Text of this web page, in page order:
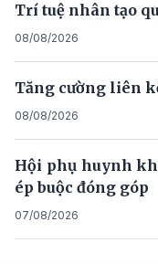
Trí tuệ nhân tạo
08/08/2026
Tăng cường liên
08/08/2026
Hội phụ huynh
ép buộc đóng góp
07/08/2026